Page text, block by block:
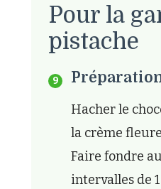
Pour la
pistache
Hacher le
la crème
Faire fondre
intervalles de